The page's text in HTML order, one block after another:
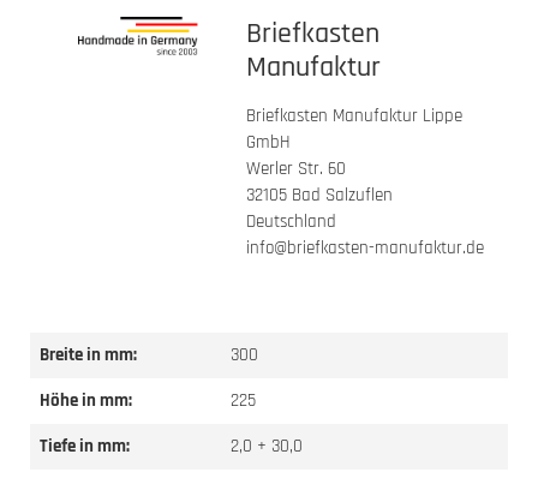
Briefkasten
Manufaktur
Briefkasten Manufaktur Lippe
GmbH
Werler Str. 60
32105 Bad Salzuflen
Deutschland
info@briefkasten-manufaktur.de
Breite in mm:
300
Höhe in mm:
225
Tiefe in mm:
2,0 + 30,0